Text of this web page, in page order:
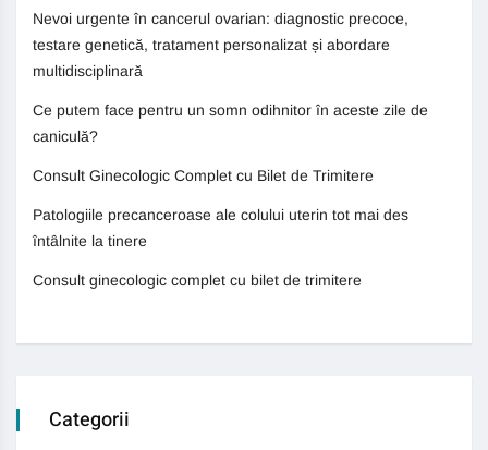
Nevoi urgente în cancerul ovarian: diagnostic precoce,
testare genetică, tratament personalizat și abordare
multidisciplinară
Ce putem face pentru un somn odihnitor în aceste zile de
caniculă?
Consult Ginecologic Complet cu Bilet de Trimitere
Patologiile precanceroase ale colului uterin tot mai des
întâlnite la tinere
Consult ginecologic complet cu bilet de trimitere
Categorii